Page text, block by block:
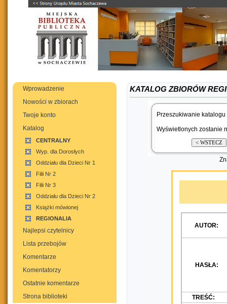
Wprowadzenie
Nowości w zbiorach
Twoje konto
Katalog
CENTRALNY
Wyp. dla Dorosłych
Oddziału dla Dzieci Nr 1
Filii Nr 2
Filii Nr 3
Oddziału dla Dzieci Nr 2
Książki mówionej
REGIONALIA
Najlepsi czytelnicy
Lista przebojów
Komentarze
Komentatorzy
Ostatnie komentarze
Strona biblioteki
KATALOG ZBIORÓW
Przeszukiwanie
Wyświetlonych zostanie
AUTOR:
HASŁA:
TREŚĆ: